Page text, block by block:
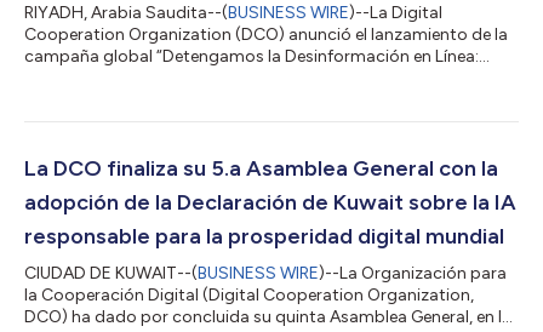
RIYADH, Arabia Saudita--(BUSINESS WIRE)--La Digital
Cooperation Organization (DCO) anunció el lanzamiento de la
campaña global “Detengamos la Desinformación en Línea:
organización hizo un llamado a la acción coordinada de
plataformas digitales. La campaña representa la culminación
La DCO finaliza su 5.a Asamblea General con la
adopción de la Declaración de Kuwait sobre la IA
responsable para la prosperidad digital mundial
CIUDAD DE KUWAIT--(BUSINESS WIRE)--La Organización para
la Cooperación Digital (Digital Cooperation Organization,
DCO) ha dado por concluida su quinta Asamblea General, en la